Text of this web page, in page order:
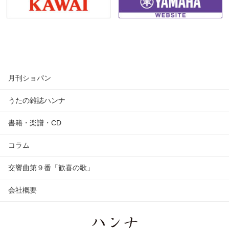
月刊ショパン
うたの雑誌ハンナ
書籍・楽譜・CD
コラム
交響曲第９番「歓喜の歌」
会社概要